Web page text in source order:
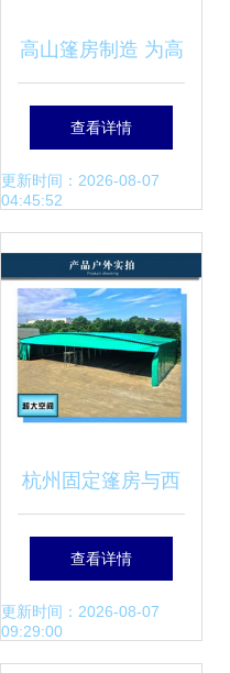
高山篷房制造 为高
地挑战而生的移动
建筑
查看详情
更新时间：2026-08-07
04:45:52
杭州固定篷房与西
湖区遮阳棚造价解
析 找对直销省心省
查看详情
更新时间：2026-08-07
09:29:00